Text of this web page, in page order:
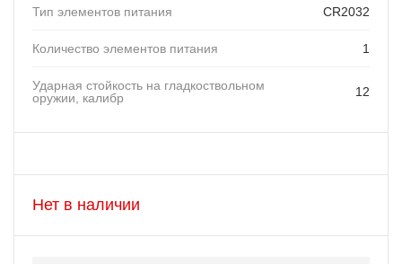
Тип элементов питания CR2032
Количество элементов питания 1
Ударная стойкость на гладкоствольном
оружии, калибр
12
Нет в наличии